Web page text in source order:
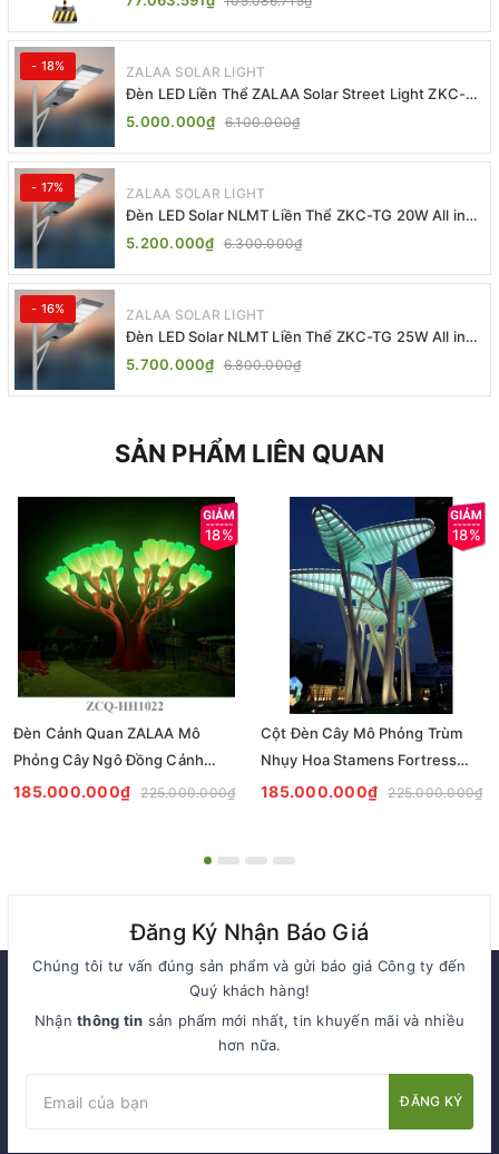
- 18% ZALAA SOLAR LIGHT
Đèn LED Liền Thể ZALAA Solar Street Light ZKC-
TG 20W 25W 30W All In One
5.000.000₫ 6.100.000₫
- 17% ZALAA SOLAR LIGHT
Đèn LED Solar NLMT Liền Thể ZKC-TG 20W All in
One | ZALAA Street Light
5.200.000₫ 6.300.000₫
- 16% ZALAA SOLAR LIGHT
Đèn LED Solar NLMT Liền Thể ZKC-TG 25W All in
One | ZALAA Street Light
5.700.000₫ 6.800.000₫
SẢN PHẨM LIÊN QUAN
18%
Đèn Cảnh Quan ZALAA Mô
Phỏng Cây Ngô Đồng Cảnh
ZCQ-HH1022 Sycamore Trees
185.000.000₫ 225.000.000₫
18%
Cột Đèn Cây Mô Phỏng Trùm
Nhụy Hoa Stamens Fortress
ZCQ-HH1021 ZALAA Chiếu
185.000.000₫ 225.000.000₫
Đăng Ký Nhận Báo Giá
Chúng tôi tư vấn đúng sản phẩm và gửi báo giá Công ty đến
Quý khách hàng!
Nhậnthông tin sản phẩm mới nhất, tin khuyến mãi và nhiều
hơn nữa.
ĐĂNG KÝ